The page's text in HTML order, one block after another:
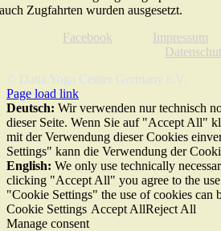
Facebook Impressum
© Datta Yoga Center Germany e.V.
Page load link
Deutsch: Wir verwenden nur technisch
dieser Seite. Wenn Sie auf "Accept All"
mit der Verwendung dieser Cookies
Settings" kann die Verwendung der
English: We only use technically
clicking "Accept All" you agree to the
"Cookie Settings" the use of cookies can
Cookie Settings Accept AllReject All
Manage consent